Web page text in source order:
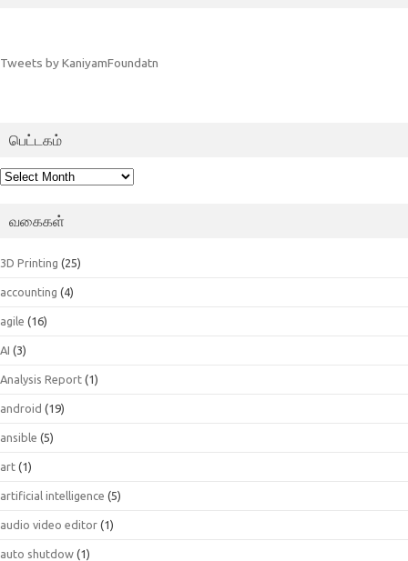
Tweets by KaniyamFoundatn
பெட்டகம்
பெட்டகம்
வகைகள்
3D Printing (25)
accounting (4)
agile (16)
AI (3)
Analysis Report (1)
android (19)
ansible (5)
art (1)
artificial intelligence (5)
audio video editor (1)
auto shutdow (1)